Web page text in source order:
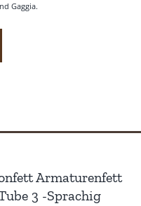
Gaggia.
Armaturenfett
3 -Sprachig